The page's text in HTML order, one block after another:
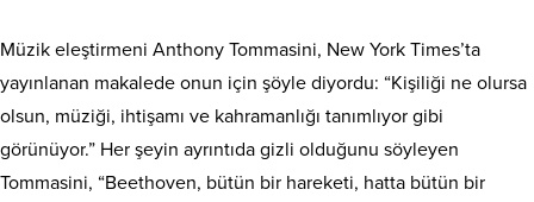
Müzik eleştirmeni Anthony Tommasini, New York Times’ta
yayınlanan makalede onun için şöyle diyordu: “Kişiliği ne olursa
olsun, müziği, ihtişamı ve kahramanlığı tanımlıyor gibi
görünüyor.” Her şeyin ayrıntıda gizli olduğunu söyleyen
Tommasini, “Beethoven, bütün bir hareketi, hatta bütün bir